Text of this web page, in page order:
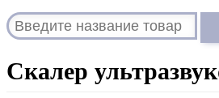
Скалер